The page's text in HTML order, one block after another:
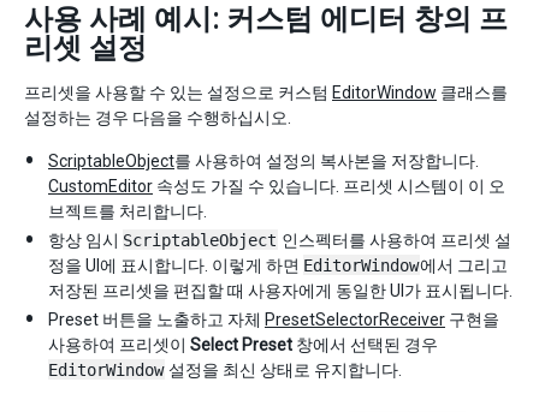
사용 사례 예시: 커스텀 에디터 창의 프
리셋 설정
프리셋을 사용할 수 있는 설정으로 커스텀 EditorWindow 클래스를
설정하는 경우 다음을 수행하십시오.
ScriptableObject를 사용하여 설정의 복사본을 저장합니다.
CustomEditor 속성도 가질 수 있습니다. 프리셋 시스템이 이 오
브젝트를 처리합니다.
항상 임시 ScriptableObject 인스펙터를 사용하여 프리셋 설
정을 UI에 표시합니다. 이렇게 하면 EditorWindow에서 그리고
저장된 프리셋을 편집할 때 사용자에게 동일한 UI가 표시됩니다.
Preset 버튼을 노출하고 자체 PresetSelectorReceiver 구현을
사용하여 프리셋이 Select Preset 창에서 선택된 경우
EditorWindow 설정을 최신 상태로 유지합니다.